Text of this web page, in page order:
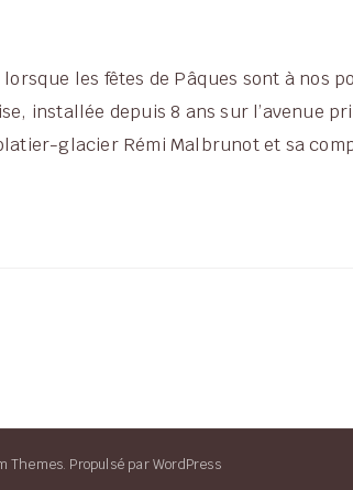
les fêtes de Pâques sont à nos
installée depuis 8 ans sur l’avenue
glacier Rémi Malbrunot et sa
Themes. Propulsé parWordPress